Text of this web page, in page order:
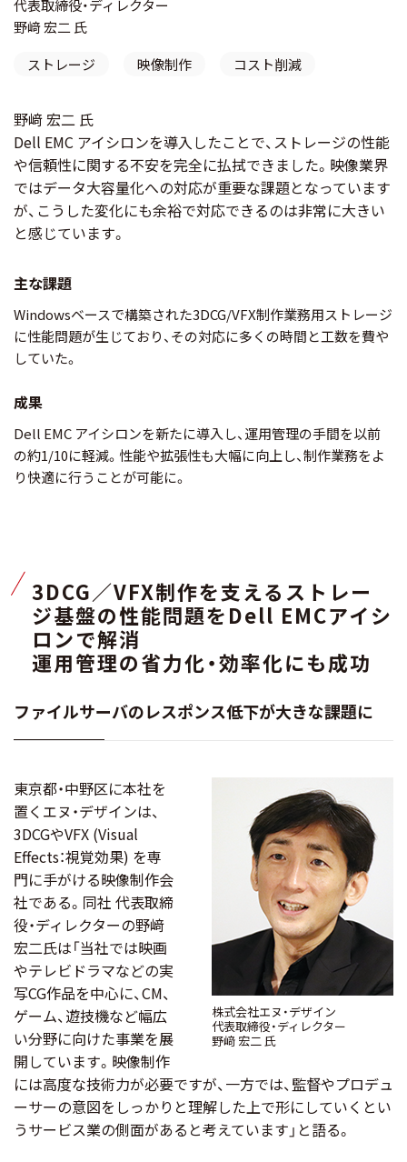
代表取締役・ディレクター
野﨑 宏二 氏
ストレージ
映像制作 コスト削減
野﨑 宏二 氏
Dell EMC アイシロンを導入したことで、ストレージの性能
や信頼性に関する不安を完全に払拭できました。映像業界
ではデータ大容量化への対応が重要な課題となっています
が、こうした変化にも余裕で対応できるのは非常に大きい
と感じています。
主な課題
Windowsベースで構築された3DCG/VFX制作業務用ストレージ
に性能問題が生じており、その対応に多くの時間と工数を費や
していた。
成果
Dell EMC アイシロンを新たに導入し、運用管理の手間を以前
の約1/10に軽減。性能や拡張性も大幅に向上し、制作業務をよ
り快適に行うことが可能に。
3DCG／VFX制作を支えるストレー
ジ基盤の性能問題をDell EMCアイシ
ロンで解消
運用管理の省力化・効率化にも成功
ファイルサーバのレスポンス低下が大きな課題に
株式会社エヌ・デザイン
代表取締役・ディレクター
野﨑 宏二 氏
東京都・中野区に本社を
置くエヌ・デザインは、
3DCGやVFX (Visual
Effects：視覚効果) を専
門に手がける映像制作会
社である。同社 代表取締
役・ディレクターの野﨑
宏二氏は「当社では映画
やテレビドラマなどの実
写CG作品を中心に、CM、
ゲーム、遊技機など幅広
い分野に向けた事業を展
開しています。映像制作
には高度な技術力が必要ですが、一方では、監督やプロデュ
ーサーの意図をしっかりと理解した上で形にしていくとい
うサービス業の側面があると考えています」と語る。